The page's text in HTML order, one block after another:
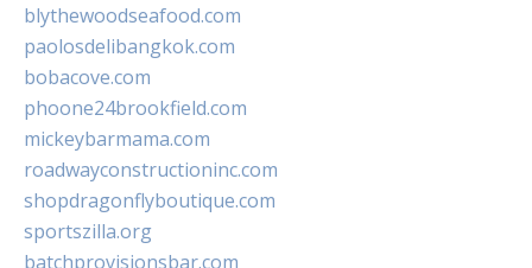
blythewoodseafood.com
paolosdelibangkok.com
bobacove.com
phoone24brookfield.com
mickeybarmama.com
roadwayconstructioninc.com
shopdragonflyboutique.com
sportszilla.org
batchprovisionsbar.com